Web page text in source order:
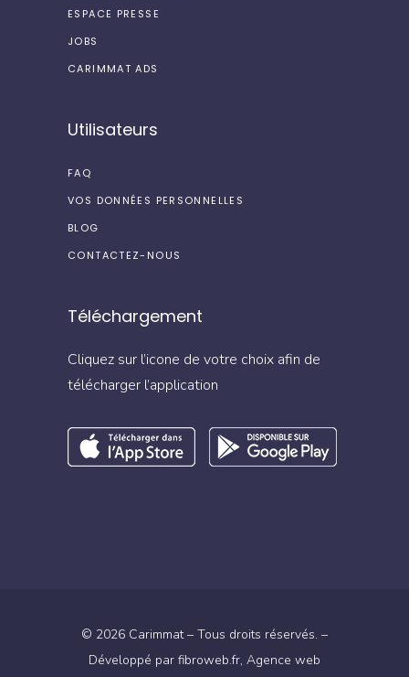
ESPACE PRESSE
JOBS
CARIMMAT ADS
Utilisateurs
FAQ
VOS DONNÉES PERSONNELLES
BLOG
CONTACTEZ-NOUS
Téléchargement
Cliquez sur l’icone de votre choix afin de
télécharger l’application
© 2026 Carimmat – Tous droits réservés. –
Développé par fibroweb.fr, Agence web